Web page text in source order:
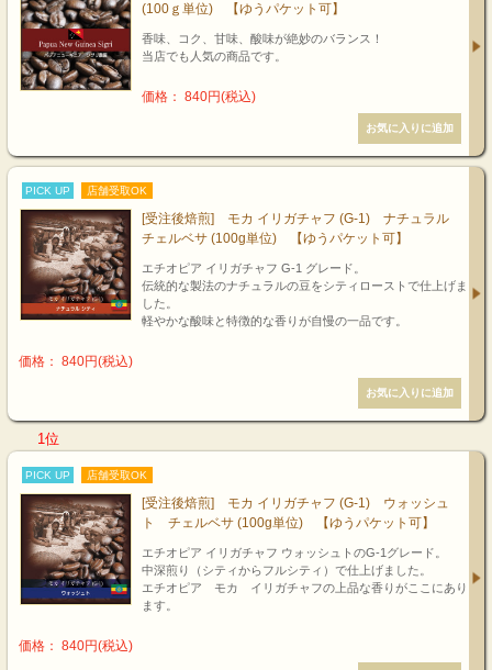
(100ｇ単位) 【ゆうパケット可】
香味、コク、甘味、酸味が絶妙のバランス！
当店でも人気の商品です。
価格： 840円(税込)
PICK UP 店舗受取OK
[受注後焙煎] モカ イリガチャフ (G-1) ナチュラル
チェルベサ (100g単位) 【ゆうパケット可】
エチオピア イリガチャフ G-1 グレード。
伝統的な製法のナチュラルの豆をシティローストで仕上げま
した。
軽やかな酸味と特徴的な香りが自慢の一品です。
価格： 840円(税込)
1位
PICK UP 店舗受取OK
[受注後焙煎] モカ イリガチャフ (G-1) ウォッシュ
ト チェルベサ (100g単位) 【ゆうパケット可】
エチオピア イリガチャフ ウォッシュトのG-1グレード。
中深煎り（シティからフルシティ）で仕上げました。
エチオピア モカ イリガチャフの上品な香りがここにあり
ます。
価格： 840円(税込)